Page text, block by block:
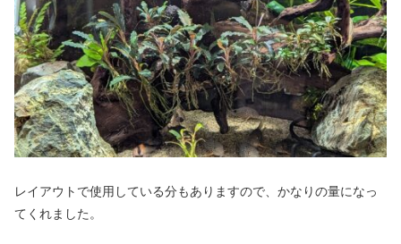
レイアウトで使用している分もありますので、かなりの量になっ
てくれました。